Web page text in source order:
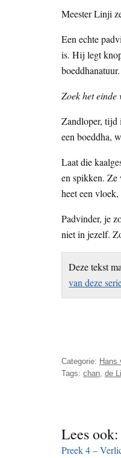
Meester Linji
Een echte
is. Hij legt
Zoek het
Zandloper, tijd
een boeddha,
Laat die
en spikken. Ze
heet een vloek,
Padvinder, je
niet in jezelf.
Deze tekst
van deze
Categorie: Hans
Tags: chan de
Lees ook:
Preek 4 –